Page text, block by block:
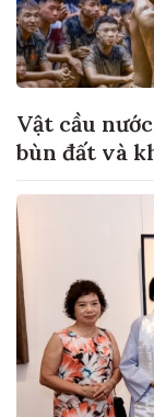
Vật cầu
bùn đất và